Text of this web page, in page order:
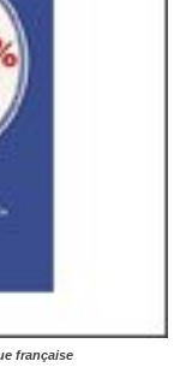
française